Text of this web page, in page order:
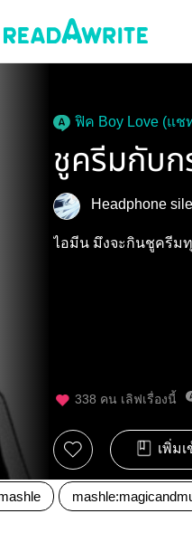
ฟิค Boy Love (แช
ชูครีมกับก
Headphone
ไอมีน มึงจะกินชูครีม
338 คน เลิฟเรื่องนี้
เพิ่ม